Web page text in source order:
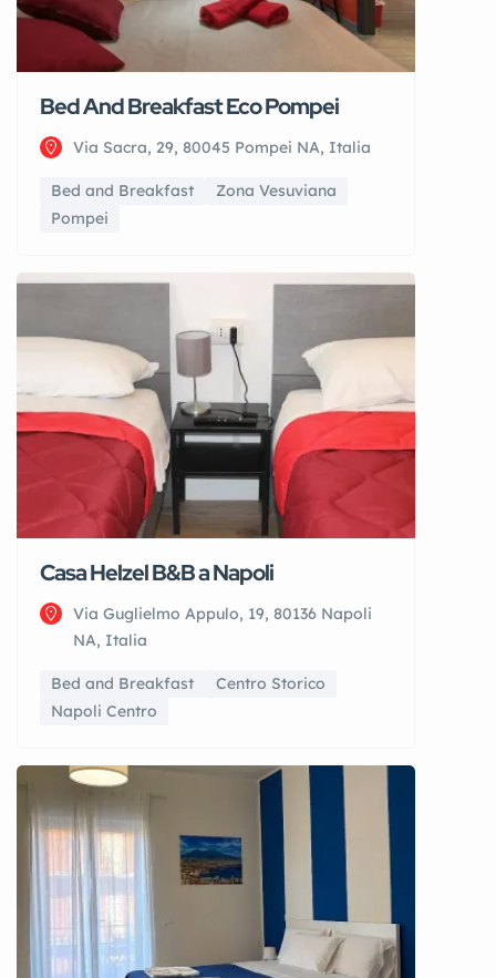
Bed And Breakfast Eco Pompei
Via Sacra, 29, 80045 Pompei NA, Italia
Bed and Breakfast
Zona Vesuviana
Pompei
Casa Helzel B&B a Napoli
Via Guglielmo Appulo, 19, 80136 Napoli
NA, Italia
Bed and Breakfast
Centro Storico
Napoli Centro